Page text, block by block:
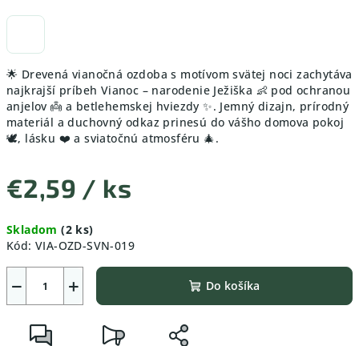
🌟 Drevená vianočná ozdoba s motívom svätej noci zachytáva
najkrajší príbeh Vianoc – narodenie Ježiška 👶 pod ochranou
anjelov 👼 a betlehemskej hviezdy ✨. Jemný dizajn, prírodný
materiál a duchovný odkaz prinesú do vášho domova pokoj
🕊️, lásku ❤️ a sviatočnú atmosféru 🎄.
€2,59 / ks
cena:
Skladom(2 ks)
Kód: VIA-OZD-SVN-019
+
− Do košíka